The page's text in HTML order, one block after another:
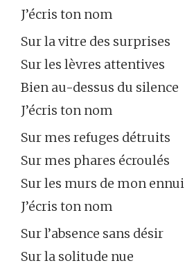
J’écris ton nom
Sur la vitre des surprises
Sur les lèvres attentives
Bien au-dessus du silence
J’écris ton nom
Sur mes refuges détruits
Sur mes phares écroulés
Sur les murs de mon ennui
J’écris ton nom
Sur l’absence sans désir
Sur la solitude nue